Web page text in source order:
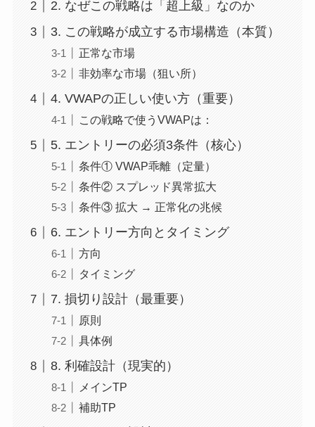
2. なぜこの戦略は「超上級」なのか
3. この戦略が成立する市場構造（本質）
正常な市場
非効率な市場（狙い所）
4. VWAPの正しい使い方（重要）
この戦略で使うVWAPは：
5. エントリーの必須3条件（核心）
条件① VWAP乖離（定量）
条件② スプレッド異常拡大
条件③ 拡大 → 正常化の兆候
6. エントリー方向とタイミング
方向
タイミング
7. 損切り設計（最重要）
原則
具体例
8. 利確設計（現実的）
メインTP
補助TP